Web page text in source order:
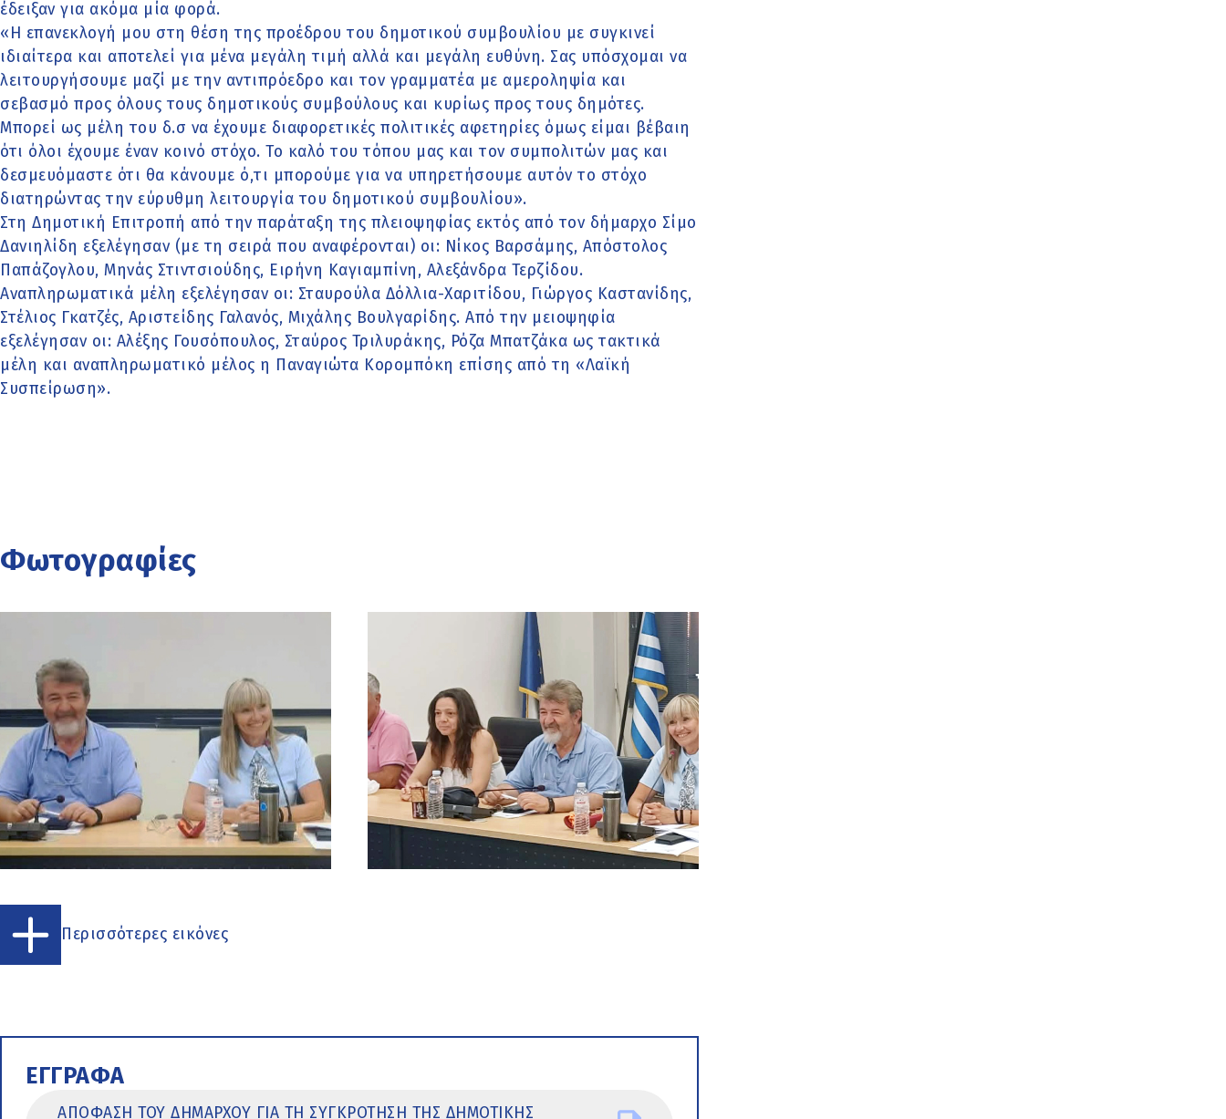
έδειξαν για ακόμα μία φορά.
«Η επανεκλογή μου στη θέση της προέδρου του δημοτικού συμβουλίου με συγκινεί
ιδιαίτερα και αποτελεί για μένα μεγάλη τιμή αλλά και μεγάλη ευθύνη. Σας υπόσχομαι να
λειτουργήσουμε μαζί με την αντιπρόεδρο και τον γραμματέα με αμεροληψία και
σεβασμό προς όλους τους δημοτικούς συμβούλους και κυρίως προς τους δημότες.
Μπορεί ως μέλη του δ.σ να έχουμε διαφορετικές πολιτικές αφετηρίες όμως είμαι βέβαιη
ότι όλοι έχουμε έναν κοινό στόχο. Το καλό του τόπου μας και τον συμπολιτών μας και
δεσμευόμαστε ότι θα κάνουμε ό,τι μπορούμε για να υπηρετήσουμε αυτόν το στόχο
διατηρώντας την εύρυθμη λειτουργία του δημοτικού συμβουλίου».
Στη Δημοτική Επιτροπή από την παράταξη της πλειοψηφίας εκτός από τον δήμαρχο Σίμο
Δανιηλίδη εξελέγησαν (με τη σειρά που αναφέρονται) οι: Νίκος Βαρσάμης, Απόστολος
Παπάζογλου, Μηνάς Στιντσιούδης, Ειρήνη Καγιαμπίνη, Αλεξάνδρα Τερζίδου.
Αναπληρωματικά μέλη εξελέγησαν οι: Σταυρούλα Δόλλια-Χαριτίδου, Γιώργος Καστανίδης,
Στέλιος Γκατζές, Αριστείδης Γαλανός, Μιχάλης Βουλγαρίδης. Από την μειοψηφία
εξελέγησαν οι: Αλέξης Γουσόπουλος, Σταύρος Τριλυράκης, Ρόζα Μπατζάκα ως τακτικά
μέλη και αναπληρωματικό μέλος η Παναγιώτα Κορομπόκη επίσης από τη «Λαϊκή
Συσπείρωση».
Φωτογραφίες
Περισσότερες εικόνες
ΕΓΓΡΑΦΑ
ΑΠΟΦΑΣΗ ΤΟΥ ΔΗΜΑΡΧΟΥ ΓΙΑ ΤΗ ΣΥΓΚΡΟΤΗΣΗ ΤΗΣ ΔΗΜΟΤΙΚΗΣ